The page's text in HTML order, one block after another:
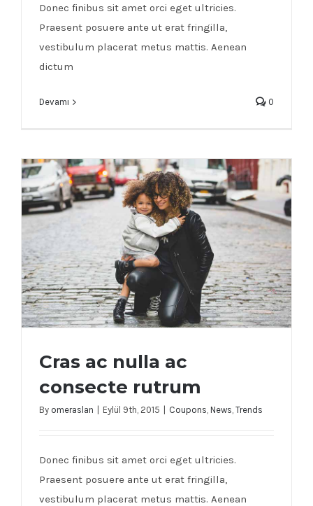
Donec finibus sit amet orci eget ultricies.
Praesent posuere ante ut erat fringilla,
vestibulum placerat metus mattis. Aenean
dictum
Devamı 0
Cras ac nulla ac
consecte rutrum
By omeraslan Eylül 9th, 2015 Coupons, News, Trends
Donec finibus sit amet orci eget ultricies.
Praesent posuere ante ut erat fringilla,
vestibulum placerat metus mattis. Aenean